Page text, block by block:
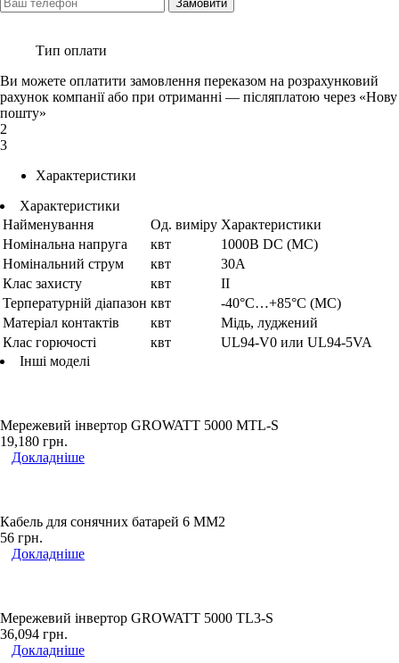
Замовити
Тип оплати
Ви можете оплатити замовлення переказом на розрахунковий
рахунок компанії або при отриманні — післяплатою через «Нову
пошту»
2
3
Характеристики
Характеристики
Найменування
Од. виміру Характеристики
Номінальна напруга
квт
1000В DC (MC)
Номінальний струм
квт
30A
Клас захисту
квт
II
Терпературній діапазон квт
-40°C…+85°C (MC)
Матеріал контактів
квт
Мідь, луджений
Клас горючості
квт
UL94-V0 или UL94-5VA
Інші моделі
Мережевий інвертор GROWATT 5000 MTL-S
19,180 грн.
Докладніше
Кабель для сонячних батарей 6 ММ2
56 грн.
Докладніше
Мережевий інвертор GROWATT 5000 TL3-S
36,094 грн.
Докладніше